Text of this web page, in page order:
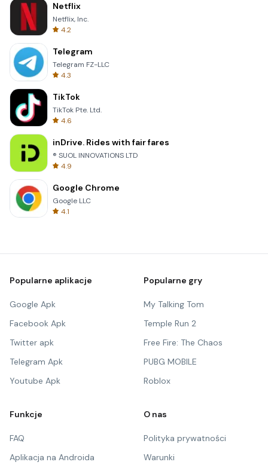
Netflix
Netflix, Inc.
4.2
Telegram
Telegram FZ-LLC
4.3
TikTok
TikTok Pte. Ltd.
4.6
inDrive. Rides with fair fares
® SUOL INNOVATIONS LTD
4.9
Google Chrome
Google LLC
4.1
Popularne aplikacje
Google Apk
Facebook Apk
Twitter apk
Telegram Apk
Youtube Apk
Popularne gry
My Talking Tom
Temple Run 2
Free Fire: The Chaos
PUBG MOBILE
Roblox
Funkcje
FAQ
Aplikacja na Androida
O nas
Polityka prywatności
Warunki